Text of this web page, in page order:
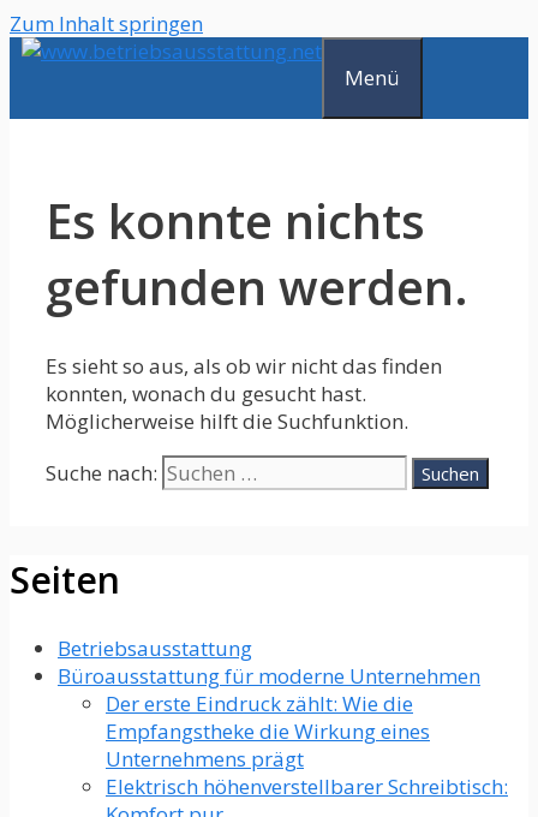
Zum Inhalt springen
Menü
Es konnte nichts
gefunden werden.
Es sieht so aus, als ob wir nicht das finden
konnten, wonach du gesucht hast.
Möglicherweise hilft die Suchfunktion.
Suche nach:
Seiten
Betriebsausstattung
Büroausstattung für moderne Unternehmen
Der erste Eindruck zählt: Wie die
Empfangstheke die Wirkung eines
Unternehmens prägt
Elektrisch höhenverstellbarer Schreibtisch: